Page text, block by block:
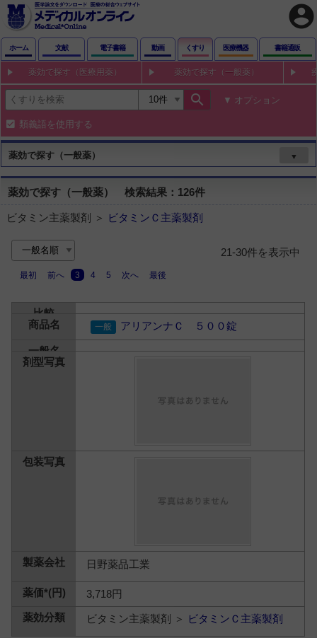
account_circle
ホーム 文献 電子書籍 動画 くすり 医療機器 書籍通販
薬効で探す（医療用薬） 薬効で探す（一般薬）
search オプション
類義語を使用する
薬効で探す（一般薬） ▼
薬効で探す（一般薬） 検索結果：126件
ビタミン主薬製剤 ＞ ビタミンＣ主薬製剤
21-30件を表示中
最初 前へ 3 4 5 次へ 最後
アリアンナＣ ５００錠
日野薬品工業
3,718円
ビタミン主薬製剤 ＞ ビタミンＣ主薬製剤